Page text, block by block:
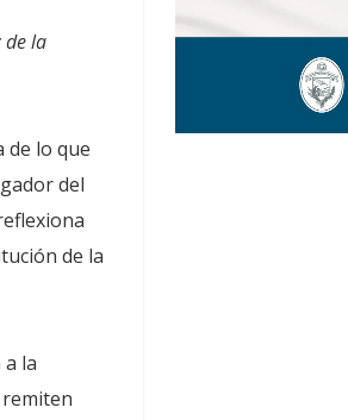
de la
de lo que
del
de la
la